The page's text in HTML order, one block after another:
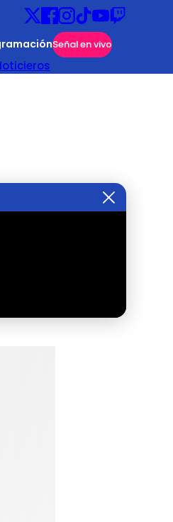
Señal en vivo